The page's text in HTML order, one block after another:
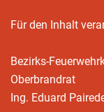
Für den Inhalt
Bezirks-
Oberbrandrat
Ing. Eduard